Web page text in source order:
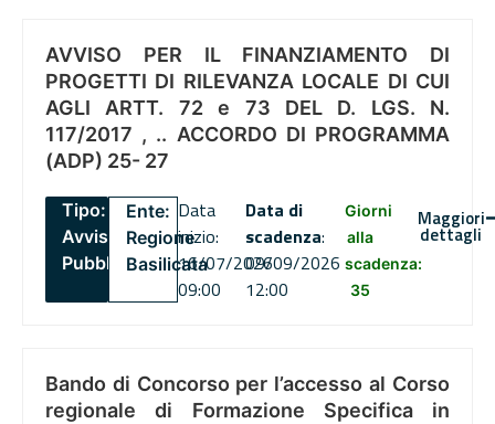
AVVISO PER IL FINANZIAMENTO DI
PROGETTI DI RILEVANZA LOCALE DI CUI
AGLI ARTT. 72 e 73 DEL D. LGS. N.
117/2017 , .. ACCORDO DI PROGRAMMA
(ADP) 25- 27
Tipo:
Avviso
Pubblico
Ente:
Regione
Basilicata
Data
inizio:
16/07/2026
09:00
Data di
scadenza:
09/09/2026
12:00
Giorni
alla
scadenza:
35
Maggiori
dettagli
Bando di Concorso per l’accesso al Corso
regionale di Formazione Specifica in